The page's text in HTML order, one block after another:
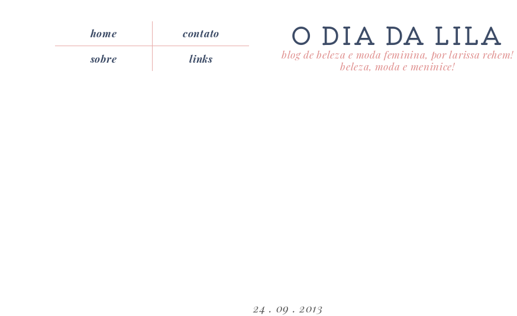
home
contato
sobre
links
O DIA DA LILA
blog de beleza e moda feminina, por larissa rehem!
beleza, moda e meninice!
24 . 09 . 2013